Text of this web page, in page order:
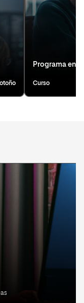
otoño
Programa en
Curso